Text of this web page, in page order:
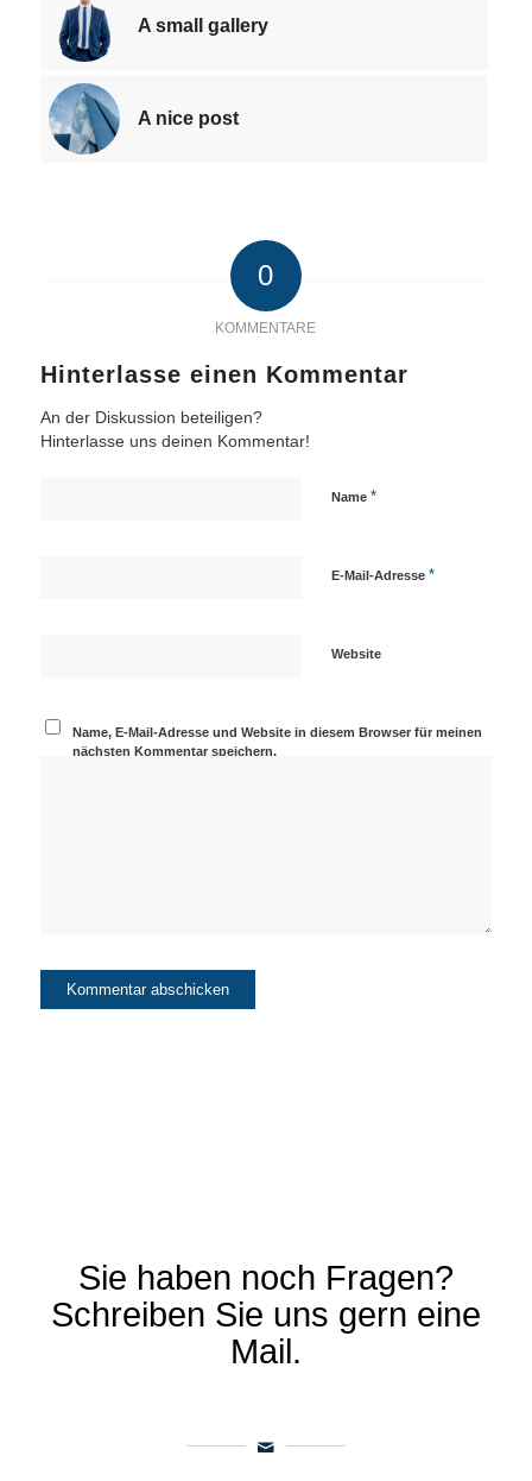
A small gallery
A nice post
0
KOMMENTARE
Hinterlasse einen Kommentar
An der Diskussion beteiligen?
Hinterlasse uns deinen Kommentar!
Name *
E-Mail-Adresse *
Website
Name, E-Mail-Adresse und Website in diesem Browser für meinen
nächsten Kommentar speichern.
Sie haben noch Fragen?
Schreiben Sie uns gern eine
Mail.